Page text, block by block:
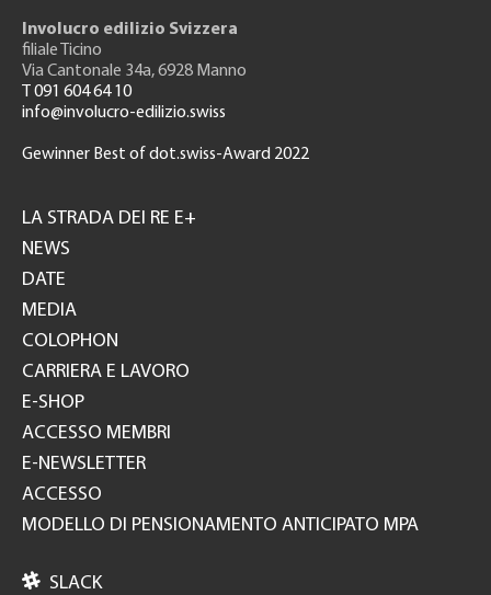
Involucro edilizio Svizzera
filiale Ticino
Via Cantonale 34a, 6928 Manno
T 091 604 64 10
info@involucro-edilizio.swiss
Gewinner Best of dot.swiss-Award 2022
GH
LA STRADA DEI RE E+
NEWS
DATE
MEDIA
COLOPHON
CARRIERA E LAVORO
E-SHOP
ACCESSO MEMBRI
E-NEWSLETTER
ACCESSO
MODELLO DI PENSIONAMENTO ANTICIPATO MPA
 SLACK